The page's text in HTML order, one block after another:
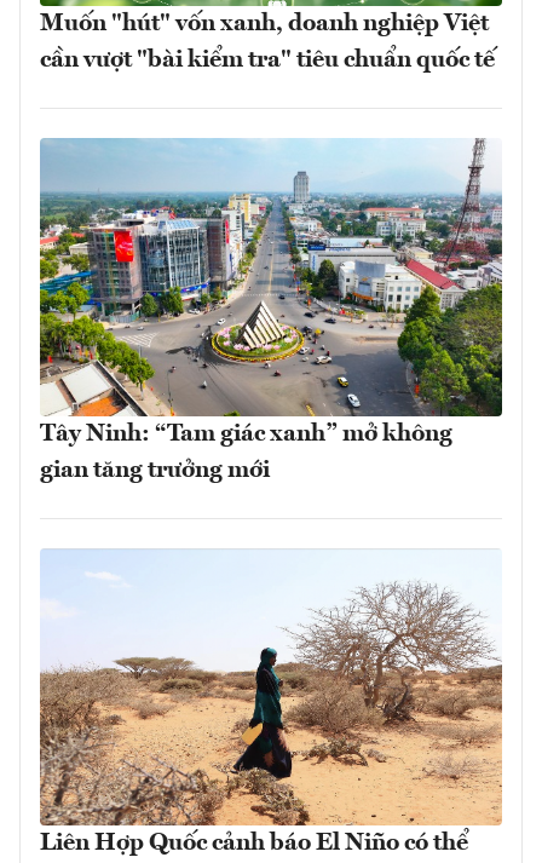
Muốn "hút" vốn xanh, doanh nghiệp Việt
cần vượt "bài kiểm tra" tiêu chuẩn quốc tế
Tây Ninh: “Tam giác xanh” mở không
gian tăng trưởng mới
Liên Hợp Quốc cảnh báo El Niño có thể